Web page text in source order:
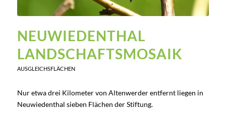
NEUWIEDENTHAL
LANDSCHAFTSMOSAIK
AUSGLEICHSFLÄCHEN
Nur etwa drei Kilometer von Altenwerder entfernt liegen in
Neuwiedenthal sieben Flächen der Stiftung.